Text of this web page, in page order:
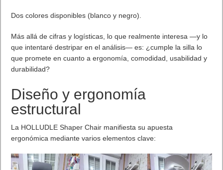
Dos colores disponibles (blanco y negro).
Más allá de cifras y logísticas, lo que realmente interesa —y lo
que intentaré destripar en el análisis— es: ¿cumple la silla lo
que promete en cuanto a ergonomía, comodidad, usabilidad y
durabilidad?
Diseño y ergonomía
estructural
La HOLLUDLE Shaper Chair manifiesta su apuesta
ergonómica mediante varios elementos clave: